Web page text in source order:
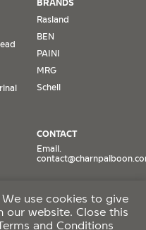
Rasland
BEN
PAINI
MRG
Schell
CONTACT
Email.
TikTok
Facebook
use cookies to give
our website. Close this
and Conditions